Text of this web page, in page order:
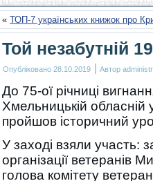
« ТОП-7 українських книжок про
Той незабутній
Опубліковано 28.10.2019 | Автор
До 75-ої річниці
Хмельницькій обласній
пройшов історичний
У заході взяли участь:
організації ветеранів
голова комітету